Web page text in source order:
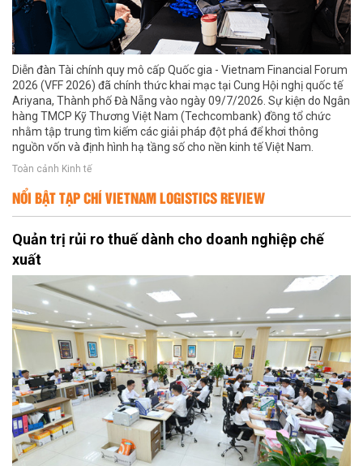
Diễn đàn Tài chính quy mô cấp Quốc gia - Vietnam Financial Forum
2026 (VFF 2026) đã chính thức khai mạc tại Cung Hội nghị quốc tế
Ariyana, Thành phố Đà Nẵng vào ngày 09/7/2026. Sự kiện do Ngân
hàng TMCP Kỹ Thương Việt Nam (Techcombank) đồng tổ chức
nhằm tập trung tìm kiếm các giải pháp đột phá để khơi thông
nguồn vốn và định hình hạ tầng số cho nền kinh tế Việt Nam.
Toàn cảnh Kinh tế
NỔI BẬT TẠP CHÍ VIETNAM LOGISTICS REVIEW
Quản trị rủi ro thuế dành cho doanh nghiệp chế
xuất